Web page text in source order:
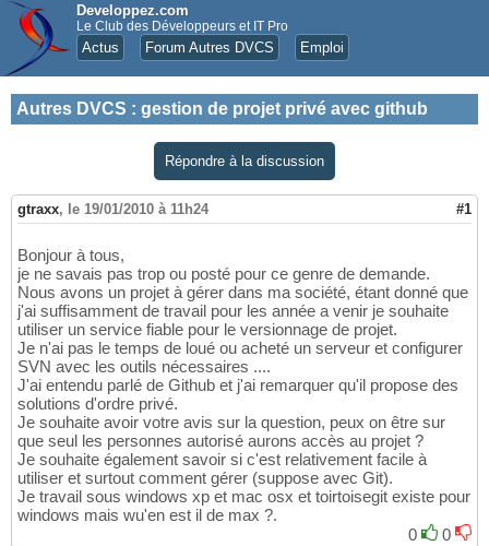
Developpez.com
Le Club des Développeurs et IT Pro
Actus Forum Autres DVCS Emploi
Autres DVCS : gestion de projet privé avec github
Répondre à la discussion
gtraxx, le 19/01/2010 à 11h24 #1
Bonjour à tous,
je ne savais pas trop ou posté pour ce genre de demande.
Nous avons un projet à gérer dans ma société, étant donné que
j'ai suffisamment de travail pour les année a venir je souhaite
utiliser un service fiable pour le versionnage de projet.
Je n'ai pas le temps de loué ou acheté un serveur et configurer
SVN avec les outils nécessaires ....
J'ai entendu parlé de Github et j'ai remarquer qu'il propose des
solutions d'ordre privé.
Je souhaite avoir votre avis sur la question, peux on être sur
que seul les personnes autorisé aurons accès au projet ?
Je souhaite également savoir si c'est relativement facile à
utiliser et surtout comment gérer (suppose avec Git).
Je travail sous windows xp et mac osx et toirtoisegit existe pour
windows mais wu'en est il de max ?.
0
0